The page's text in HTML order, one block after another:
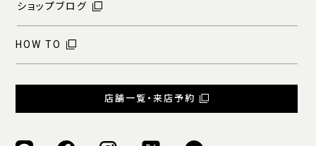
ショップブログ
HOW TO
店舗一覧・来店予約